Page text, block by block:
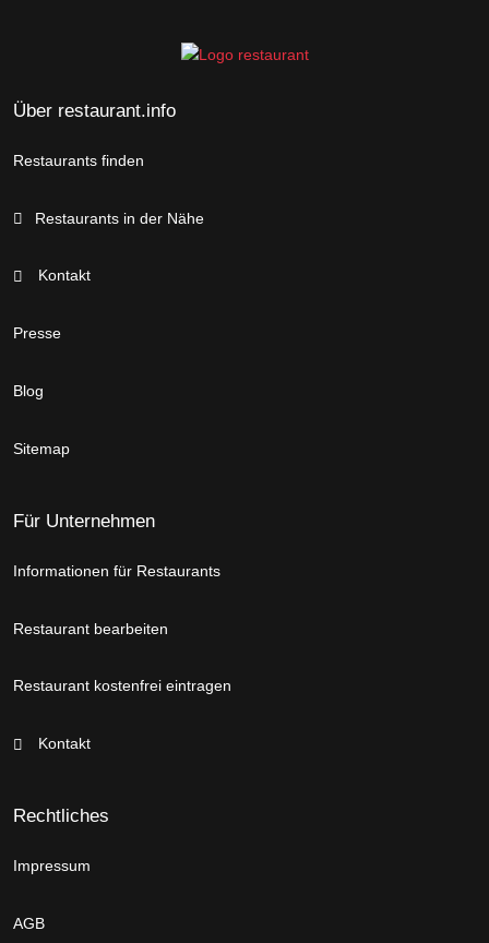
Über restaurant.info
Restaurants finden
Restaurants in der Nähe
Kontakt
Presse
Blog
Sitemap
Für Unternehmen
Informationen für Restaurants
Restaurant bearbeiten
Restaurant kostenfrei eintragen
Kontakt
Rechtliches
Impressum
AGB